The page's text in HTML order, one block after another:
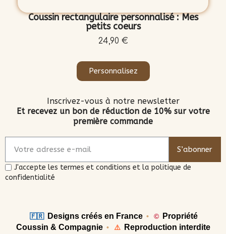
Coussin rectangulaire personnalisé : Mes
petits coeurs
24,90 €
Personnalisez
Inscrivez-vous à notre newsletter
Et recevez un bon de réduction de 10% sur votre
première commande
S’abonner
J'accepte les termes et conditions et la politique de
confidentialité
🇫🇷 Designs créés en France • ©
Propriété
Coussin & Compagnie • ⚠️ Reproduction interdite